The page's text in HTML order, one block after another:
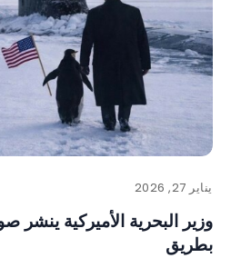
يناير 27, 2026
وزير البحرية الأميركية
بطريق